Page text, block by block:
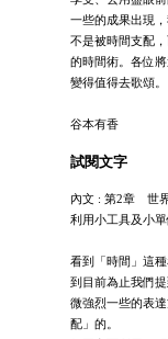
一些的成果出現
不是被時間支配
的時間術。各位
變得值得去歌頌。
谷本有香
試閱文字
內文 : 第2章 世
利用小工具及小
看到「時間」這
到目前為止我們
微強烈一些的表
配」的。